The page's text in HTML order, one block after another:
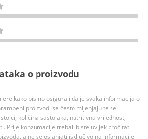
o proizvodu
kako bismo osigurali da je svaka informacija o
proizvodi se često mijenjaju te se
količina sastojaka, nutritivna vrijednost,
Prije konzumacije trebali biste uvijek pročitati
a ne se oslanjati isključivo na informacije